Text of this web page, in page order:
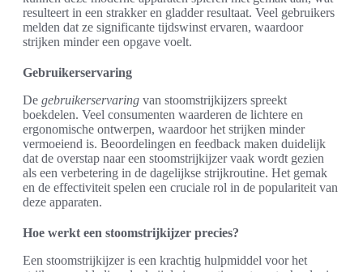
resulteert in een strakker en gladder resultaat. Veel gebruikers
melden dat ze significante tijdswinst ervaren, waardoor
strijken minder een opgave voelt.
Gebruikerservaring
De gebruikerservaring van stoomstrijkijzers spreekt
boekdelen. Veel consumenten waarderen de lichtere en
ergonomische ontwerpen, waardoor het strijken minder
vermoeiend is. Beoordelingen en feedback maken duidelijk
dat de overstap naar een stoomstrijkijzer vaak wordt gezien
als een verbetering in de dagelijkse strijkroutine. Het gemak
en de effectiviteit spelen een cruciale rol in de populariteit van
deze apparaten.
Hoe werkt een stoomstrijkijzer precies?
Een stoomstrijkijzer is een krachtig hulpmiddel voor het